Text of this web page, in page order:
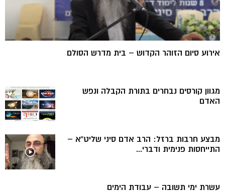
אירוע סיום הזוהר הקדוש – בית מדרש הסולם
מגוון קורסים נבחרים בתורת הקבלה ונפש
האדם
מבצע חרבות ברזל: הרב אדם סיני שליט”א –
התייחסות פנימית ודברי...
עשרת ימי תשובה – עבודת הימים